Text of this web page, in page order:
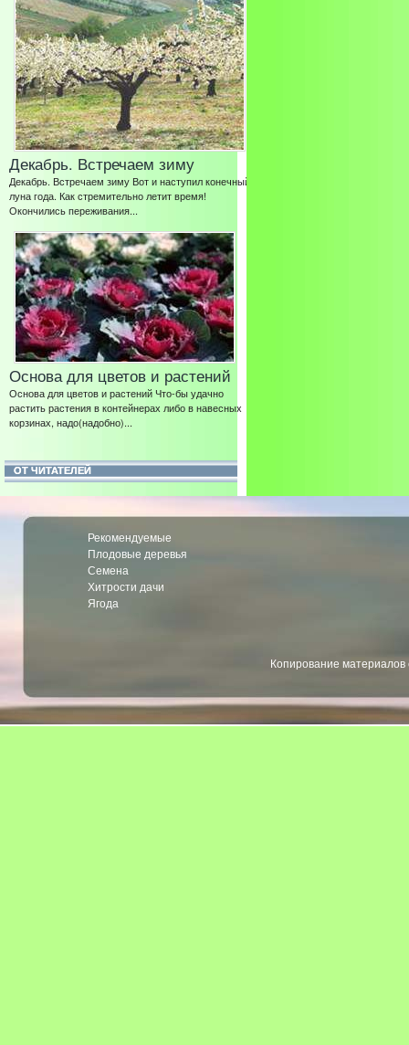
Декабрь. Встречаем зиму
Декабрь. Встречаем зиму Вот и наступил конечный
луна года. Как стремительно летит время!
Окончились переживания...
Основа для цветов и растений
Основа для цветов и растений Что-бы удачно
растить растения в контейнерах либо в навесных
корзинах, надо(надобно)...
ОТ ЧИТАТЕЛЕЙ
Рекомендуемые
Плодовые деревья
Семена
Хитрости дачи
Ягода
Копирование